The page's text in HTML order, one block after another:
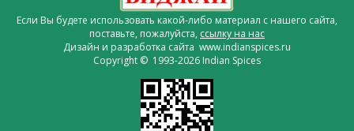
Если Вы будете использовать какой-либо материал с нашего сайта,
поставьте, пожалуйста, ссылку на нас
Дизайн и разработка сайта www.indianspices.ru
Copyright © 1993-2026 Indian Spices